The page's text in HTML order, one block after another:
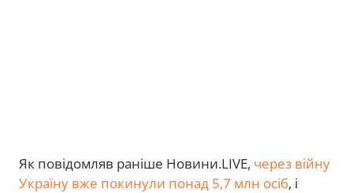
Як повідомляв раніше Новини.LIVE, через війну
Україну вже покинули понад 5,7 млн осіб, і